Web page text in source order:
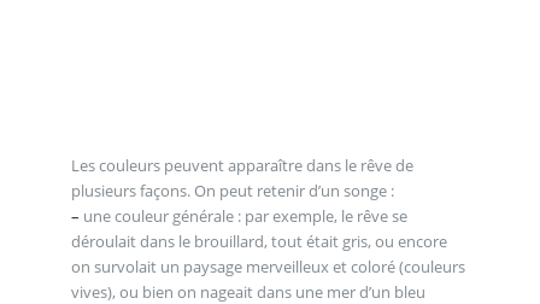
Les couleurs peuvent apparaître dans le rêve de
plusieurs façons. On peut retenir d’un songe :
– une couleur générale : par exemple, le rêve se
déroulait dans le brouillard, tout était gris, ou encore
on survolait un paysage merveilleux et coloré (couleurs
vives), ou bien on nageait dans une mer d’un bleu